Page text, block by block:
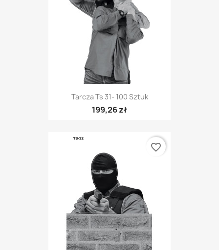
Tarcza Ts 31- 100 Sztuk
199,26 zł
favorite_border